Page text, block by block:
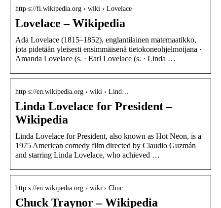
http s://fi.wikipedia.org › wiki › Lovelace
Lovelace – Wikipedia
Ada Lovelace (1815–1852), englantilainen matemaatikko,
jota pidetään yleisesti ensimmäisenä tietokoneohjelmoijana ·
Amanda Lovelace (s. · Earl Lovelace (s. · Linda …
http s://en.wikipedia.org › wiki › Lind…
Linda Lovelace for President –
Wikipedia
Linda Lovelace for President, also known as Hot Neon, is a
1975 American comedy film directed by Claudio Guzmán
and starring Linda Lovelace, who achieved …
http s://en.wikipedia.org › wiki › Chuc…
Chuck Traynor – Wikipedia